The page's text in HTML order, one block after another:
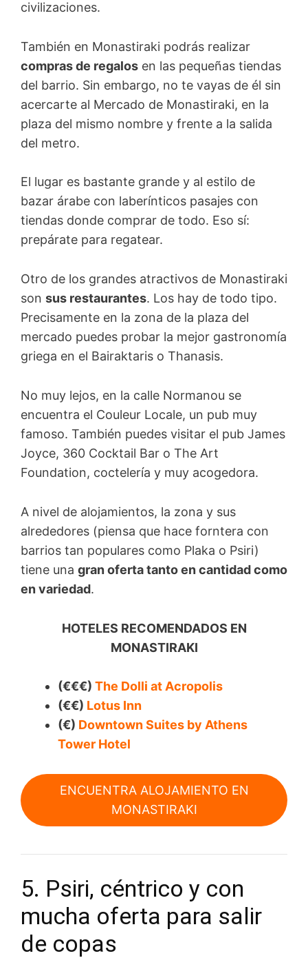
civilizaciones.
También en Monastiraki podrás realizar
compras de regalos en las pequeñas tiendas
del barrio. Sin embargo, no te vayas de él sin
acercarte al Mercado de Monastiraki, en la
plaza del mismo nombre y frente a la salida
del metro.
El lugar es bastante grande y al estilo de
bazar árabe con laberínticos pasajes con
tiendas donde comprar de todo. Eso sí:
prepárate para regatear.
Otro de los grandes atractivos de Monastiraki
son sus restaurantes. Los hay de todo tipo.
Precisamente en la zona de la plaza del
mercado puedes probar la mejor gastronomía
griega en el Bairaktaris o Thanasis.
No muy lejos, en la calle Normanou se
encuentra el Couleur Locale, un pub muy
famoso. También puedes visitar el pub James
Joyce, 360 Cocktail Bar o The Art
Foundation, coctelería y muy acogedora.
A nivel de alojamientos, la zona y sus
alrededores (piensa que hace forntera con
barrios tan populares como Plaka o Psiri)
tiene una gran oferta tanto en cantidad como
en variedad.
HOTELES RECOMENDADOS EN
MONASTIRAKI
(€€€) The Dolli at Acropolis
(€€) Lotus Inn
(€) Downtown Suites by Athens
Tower Hotel
ENCUENTRA ALOJAMIENTO EN
MONASTIRAKI
5. Psiri, céntrico y con
mucha oferta para salir
de copas